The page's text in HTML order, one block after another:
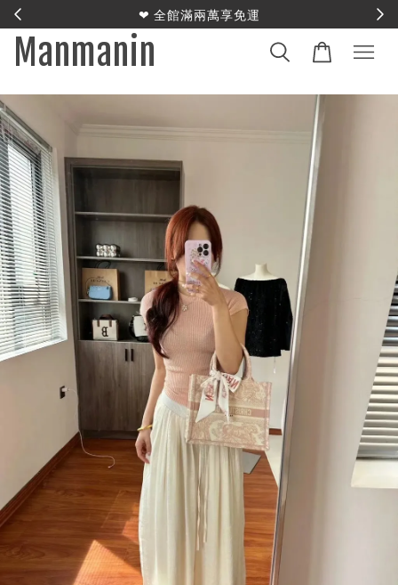
❤︎ 全館滿兩萬享免運
Manmanin